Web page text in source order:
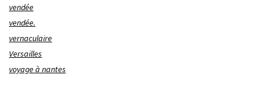
vendée
vendée.
vernaculaire
Versailles
voyage à nantes